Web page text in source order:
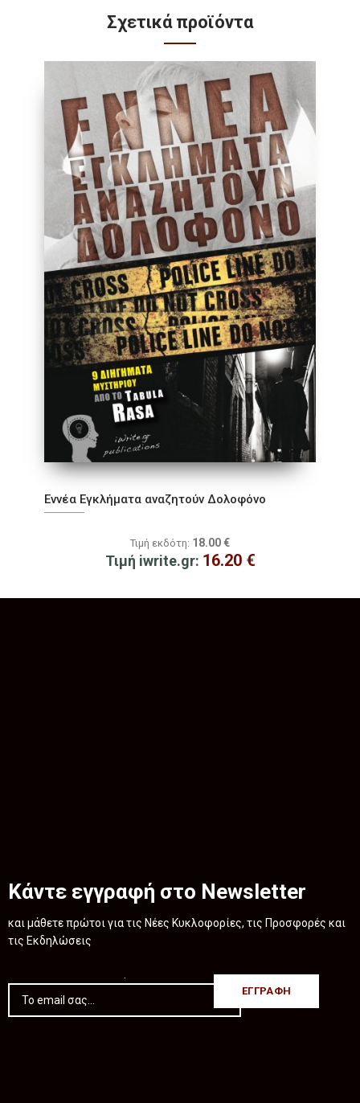
Σχετικά προϊόντα
Εννέα Εγκλήματα αναζητούν Δολοφόνο
Τιμή εκδότη: 18.00 €
Τιμή iwrite.gr: 16.20 €
Κάντε εγγραφή στο Newsletter
και μάθετε πρώτοι για τις Νέες Κυκλοφορίες, τις Προσφορές και
τις Εκδηλώσεις
.